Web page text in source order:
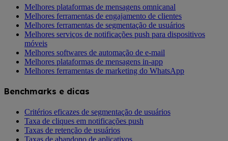
Melhores plataformas de mensagens omnicanal
Melhores ferramentas de engajamento de clientes
Melhores ferramentas de segmentação de usuários
Melhores serviços de notificações push para dispositivos
móveis
Melhores softwares de automação de e-mail
Melhores plataformas de mensagens in-app
Melhores ferramentas de marketing do WhatsApp
Benchmarks e dicas
Critérios eficazes de segmentação de usuários
Taxa de cliques em notificações push
Taxas de retenção de usuários
Taxas de abandono de aplicativos